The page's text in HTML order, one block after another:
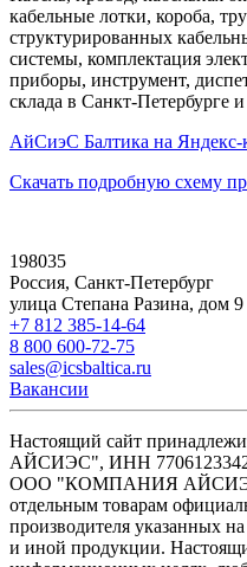
кабельные лотки, короба,
структурированных
системы, комплектация
приборы, инструмент,
склада в Санкт-Петербурге
АйСиэС Балтика на Яндекс-
Скачать подробную схему
198035
Россия, Санкт-Петербург
улица Степана Разина, дом 9
+7 812 385-14-64
8 800 600-72-75
sales@icsbaltica.ru
Вакансии
Настоящий сайт
АЙСИЭС", ИНН 7706123342
ООО "КОМПАНИЯ АЙСИЭС"
отдельным товарам
производителя указанных
и иной продукции.